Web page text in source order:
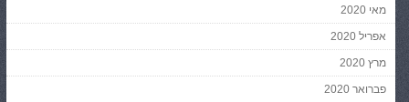
מאי 2020
אפריל 2020
מרץ 2020
פברואר 2020